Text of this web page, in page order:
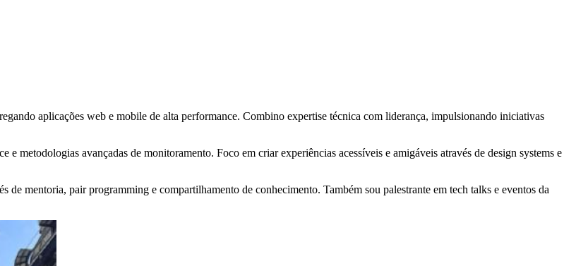
aplicações web e mobile de alta performance. Combino expertise técnica com liderança, impulsionando iniciativas
metodologias avançadas de monitoramento. Foco em criar experiências acessíveis e amigáveis através de design systems e
mentoria, pair programming e compartilhamento de conhecimento. Também sou palestrante em tech talks e eventos da